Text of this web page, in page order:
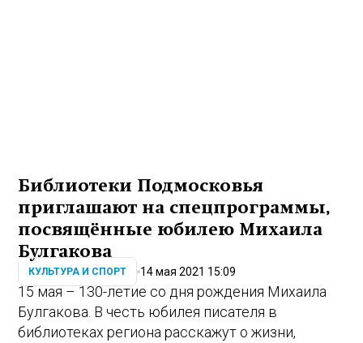
Библиотеки Подмосковья
приглашают на спецпрограммы,
посвящённые юбилею Михаила
Булгакова
КУЛЬТУРА И СПОРТ 14 мая 2021 15:09
15 мая – 130-летие со дня рождения Михаила
Булгакова. В честь юбилея писателя в
библиотеках региона расскажут о жизни,